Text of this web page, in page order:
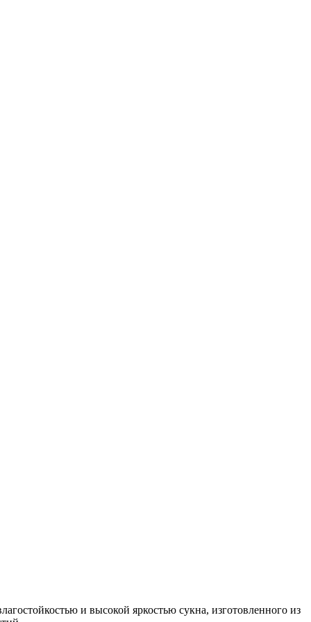
и высокой яркостью сукна, изготовленного из